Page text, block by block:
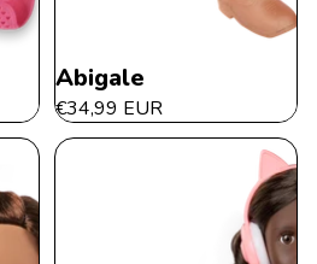
Abigale
€34,99 EUR